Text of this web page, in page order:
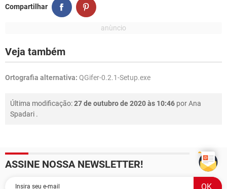
Compartilhar
Veja também
Ortografia alternativa: QGifer-0.2.1-Setup.exe
Última modificação:27 de outubro de 2020 às 10:46 porAna
Spadari .
ASSINE NOSSA NEWSLETTER!